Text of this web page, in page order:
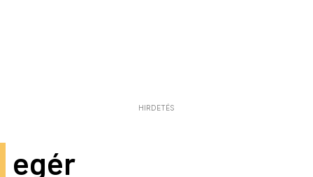
HIRDETÉS
egér